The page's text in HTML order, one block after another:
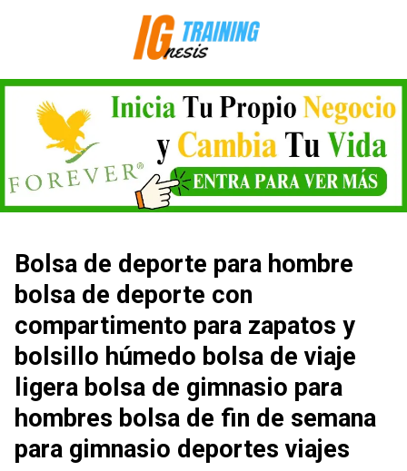
Bolsa de deporte para hombre
bolsa de deporte con
compartimento para zapatos y
bolsillo húmedo bolsa de viaje
ligera bolsa de gimnasio para
hombres bolsa de fin de semana
para gimnasio deportes viajes